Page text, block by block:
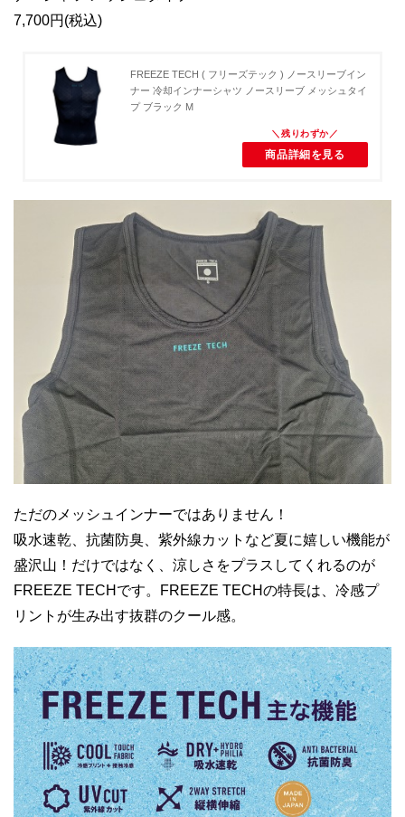
7,700円(税込)
FREEZE TECH ( フリーズテック ) ノースリーブイン
ナー 冷却インナーシャツ ノースリーブ メッシュタイ
プ ブラック M
商品詳細を見る
ただのメッシュインナーではありません！
吸水速乾、抗菌防臭、紫外線カットなど夏に嬉しい機能が
盛沢山！だけではなく、涼しさをプラスしてくれるのが
FREEZE TECHです。FREEZE TECHの特長は、冷感プ
リントが生み出す抜群のクール感。